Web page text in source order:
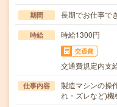
期間 長期でお仕事で
時給 時給1300円
交通費
交通費規定内支
仕事内容
製造マシンの操
れ・ズレなど)